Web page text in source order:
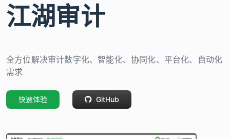
江湖审计
全方位解决审计数字化、智能化、协同化、平台化、自动化
需求
快速体验 GitHub